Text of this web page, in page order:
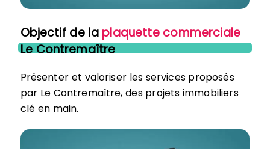
Objectif de la plaquette commerciale
Le Contremaître
Présenter et valoriser les services proposés
par Le Contremaître, des projets immobiliers
clé en main.